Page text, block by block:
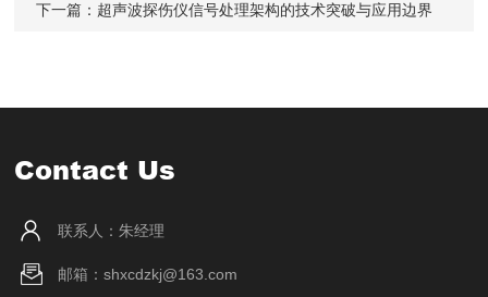
下一篇： 超声波探伤仪信号处理架构的技术突破与应用边界
Contact Us
联系人：朱经理
邮箱：shxcdzkj@163.com